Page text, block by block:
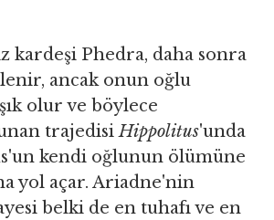
kardeşi Phedra, daha sonra
ancak onun oğlu
olur ve böylece
trajedisiHippolitus'unda
kendi oğlunun ölümüne
yol açar. Ariadne'nin
belki de en tuhafı ve en